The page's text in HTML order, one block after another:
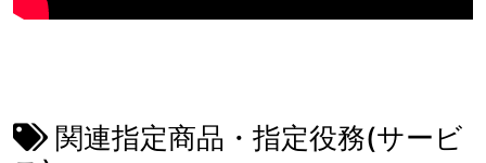
関連指定商品・指定役務(サービ